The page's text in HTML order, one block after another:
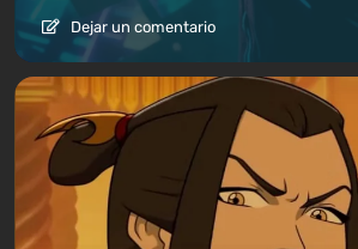
Dejar un comentario